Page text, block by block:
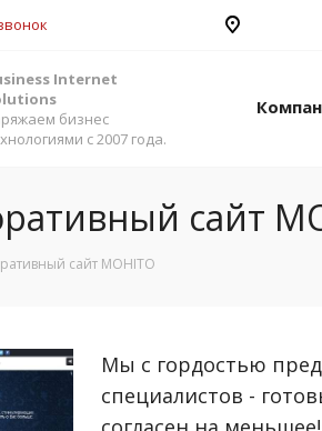
Internet
бизнес
с 2007 года.
сайт
сайт MOHITO
Мы с гордостью
специалистов -